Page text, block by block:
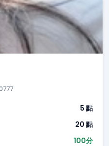
5 點
20 點
100分